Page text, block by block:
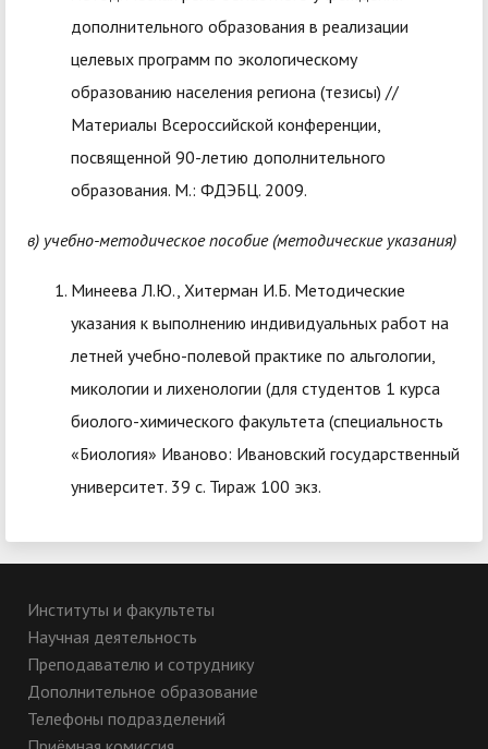
дополнительного образования в реализации
целевых программ по экологическому
образованию населения региона (тезисы) //
Материалы Всероссийской конференции,
посвященной 90-летию дополнительного
образования. М.: ФДЭБЦ. 2009.
в) учебно-методическое пособие (методические указания)
Минеева Л.Ю., Хитерман И.Б. Методические
указания к выполнению индивидуальных работ на
летней учебно-полевой практике по альгологии,
микологии и лихенологии (для студентов 1 курса
биолого-химического факультета (специальность
«Биология» Иваново: Ивановский государственный
университет. 39 с. Тираж 100 экз.
Институты и факультеты
Научная деятельность
Преподавателю и сотруднику
Дополнительное образование
Телефоны подразделений